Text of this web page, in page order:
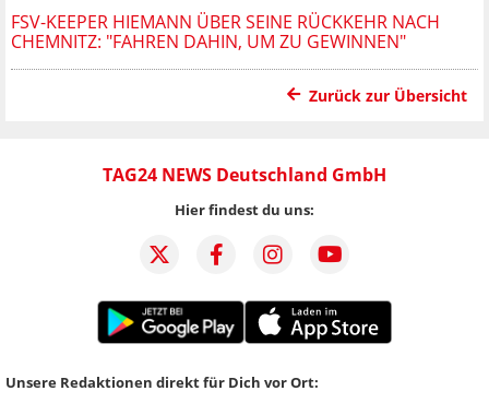
FSV-KEEPER HIEMANN ÜBER SEINE RÜCKKEHR NACH
CHEMNITZ: "FAHREN DAHIN, UM ZU GEWINNEN"
Zurück zur Übersicht
TAG24 NEWS Deutschland GmbH
Hier findest du uns:
Unsere Redaktionen direkt für Dich vor Ort: